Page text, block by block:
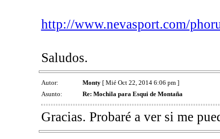
http://www.nevasport.com/
Saludos.
Autor: Monty[ Mié Oct 22, 2014 6:06 pm ]
Asunto:
Re: Mochila para Esqui de Montaña
Gracias. Probaré a ver si me